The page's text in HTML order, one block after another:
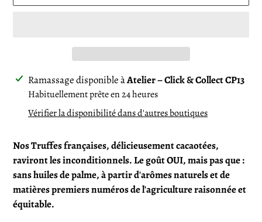
Ajout
d'un
produit
panier
Ramassage disponible àAtelier – Click & Collect CP13
Habituellement prête en 24 heures
Vérifier la disponibilité dans d'autres boutiques
Nos Truffes françaises, délicieusement cacaotées,
raviront les inconditionnels.Le goût OUI, mais pas que :
sans huiles de palme, à partir d'arômes naturels et de
matières premiers numéros de l'agriculture raisonnée et
équitable.